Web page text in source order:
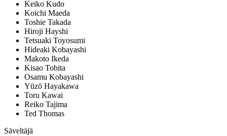
Keiko Kudo
Koichi Maeda
Toshie Takada
Hiroji Hayshi
Tetsuaki Toyosumi
Hideaki Kobayashi
Makoto Ikeda
Kisao Tobita
Osamu Kobayashi
Yūzō Hayakawa
Toru Kawai
Reiko Tajima
Ted Thomas
Säveltäjä